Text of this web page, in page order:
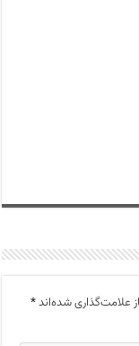
علامت‌گذاری شده‌اند*